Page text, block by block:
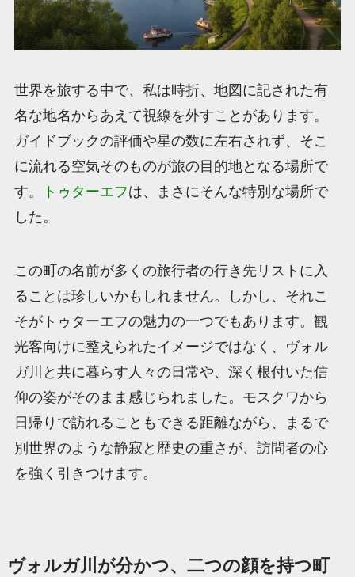
世界を旅する中で、私は時折、地図に記された有
名な地名からあえて視線を外すことがあります。
ガイドブックの評価や星の数に左右されず、そこ
に流れる空気そのものが旅の目的地となる場所で
す。
トゥターエフは、まさにそんな特別な場所で
した。
この町の名前が多くの旅行者の行き先リストに入
ることは珍しいかもしれません。しかし、それこ
そがトゥターエフの魅力の一つでもあります。観
光客向けに整えられたイメージではなく、ヴォル
ガ川と共に暮らす人々の日常や、深く根付いた信
仰の姿がそのまま感じられました。モスクワから
日帰りで訪れることもできる距離ながら、まるで
別世界のような静寂と歴史の重さが、訪問者の心
を強く引きつけます。
ヴォルガ川が分かつ、二つの顔を持つ町